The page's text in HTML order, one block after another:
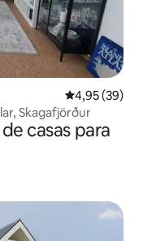
4,95 de uma
4,95 (39)
Skagafjörður
casas para